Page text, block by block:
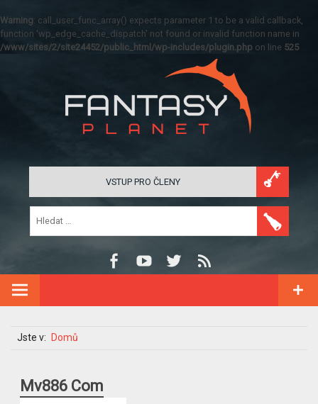
Warning: call_user_func_array() expects parameter 1 to be a valid callback,
function 'wp_edge_cache_dispatch' not found or invalid function name in
/www/sites/2/site24452/public_html/wp-includes/plugin.php on line 525
VSTUP PRO ČLENY
Jste v: Domů
Mv886 Com